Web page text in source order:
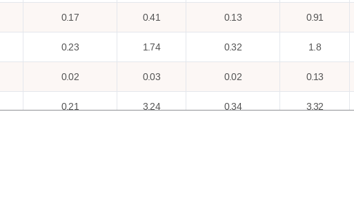
0.17 0.41 0.13 0.91
0.23 1.74 0.32 1.8
0.02 0.03 0.02 0.13
0.21 3.24 0.34 3.32